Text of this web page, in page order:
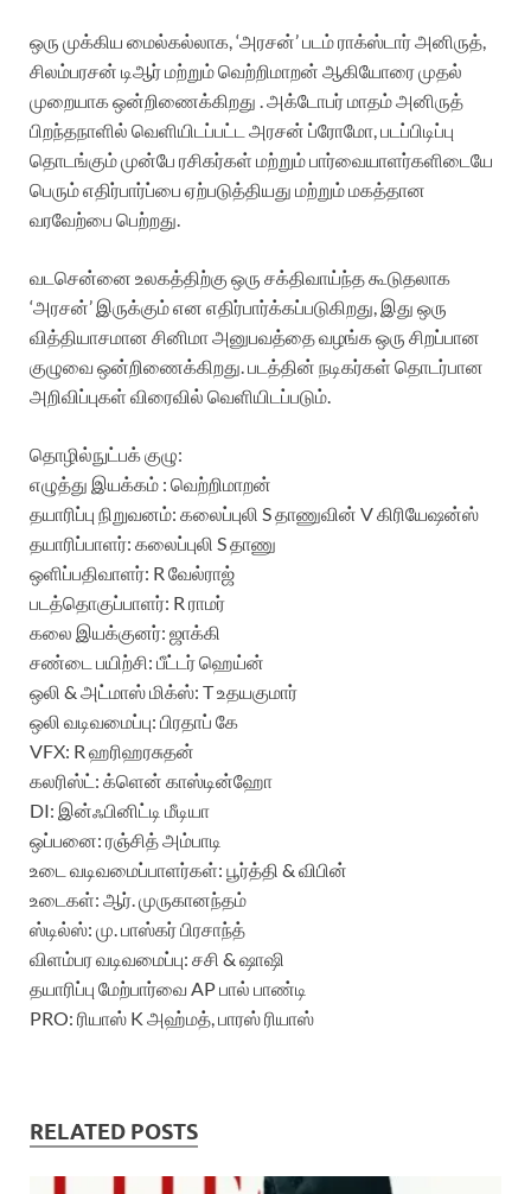
ஒரு முக்கிய மைல்கல்லாக, ‘அரசன்’ படம் ராக்ஸ்டார் அனிருத்,
சிலம்பரசன் டிஆர் மற்றும் வெற்றிமாறன் ஆகியோரை முதல்
முறையாக ஒன்றிணைக்கிறது . அக்டோபர் மாதம் அனிருத்
பிறந்தநாளில் வெளியிடப்பட்ட அரசன் ப்ரோமோ, படப்பிடிப்பு
தொடங்கும் முன்பே ரசிகர்கள் மற்றும் பார்வையாளர்களிடையே
பெரும் எதிர்பார்ப்பை ஏற்படுத்தியது மற்றும் மகத்தான
வரவேற்பை பெற்றது.
வடசென்னை உலகத்திற்கு ஒரு சக்திவாய்ந்த கூடுதலாக
‘அரசன்’ இருக்கும் என எதிர்பார்க்கப்படுகிறது, இது ஒரு
வித்தியாசமான சினிமா அனுபவத்தை வழங்க ஒரு சிறப்பான
குழுவை ஒன்றிணைக்கிறது. படத்தின் நடிகர்கள் தொடர்பான
அறிவிப்புகள் விரைவில் வெளியிடப்படும்.
தொழில்நுட்பக் குழு:
எழுத்து இயக்கம் : வெற்றிமாறன்
தயாரிப்பு நிறுவனம்: கலைப்புலி S தாணுவின் V கிரியேஷன்ஸ்
தயாரிப்பாளர்: கலைப்புலி S தாணு
ஒளிப்பதிவாளர்: R வேல்ராஜ்
படத்தொகுப்பாளர்: R ராமர்
கலை இயக்குனர்: ஜாக்கி
சண்டை பயிற்சி: பீட்டர் ஹெய்ன்
ஒலி & அட்மாஸ் மிக்ஸ்: T உதயகுமார்
ஒலி வடிவமைப்பு: பிரதாப் கே
VFX: R ஹரிஹரசுதன்
கலரிஸ்ட்: க்ளென் காஸ்டின்ஹோ
DI: இன்ஃபினிட்டி மீடியா
ஒப்பனை: ரஞ்சித் அம்பாடி
உடை வடிவமைப்பாளர்கள்: பூர்த்தி & விபின்
உடைகள்: ஆர். முருகானந்தம்
ஸ்டில்ஸ்: மு. பாஸ்கர் பிரசாந்த்
விளம்பர வடிவமைப்பு: சசி & ஷாஷி
தயாரிப்பு மேற்பார்வை AP பால் பாண்டி
PRO: ரியாஸ் K அஹ்மத், பாரஸ் ரியாஸ்
RELATED POSTS